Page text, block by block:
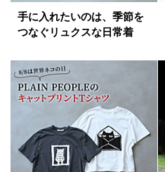
手に入れたいのは、季節を
つなぐリュクスな日常着